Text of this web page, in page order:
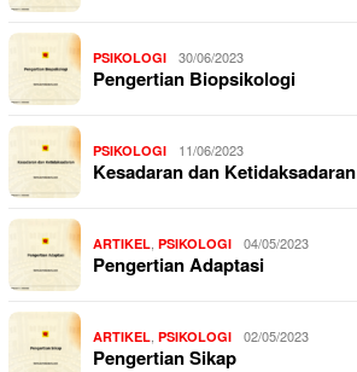
PSIKOLOGI 30/06/2023
Pengertian Biopsikologi
PSIKOLOGI 11/06/2023
Kesadaran dan Ketidaksadaran
ARTIKEL PSIKOLOGI 04/05/2023
Pengertian Adaptasi
ARTIKEL PSIKOLOGI 02/05/2023
Pengertian Sikap